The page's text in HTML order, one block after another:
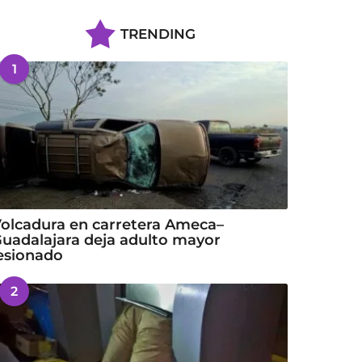
TRENDING
1
en carretera Ameca–
deja adulto mayor
2